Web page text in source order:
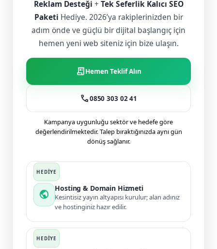
Reklam Desteği + Tek Seferlik Kalıcı SEO
Paketi Hediye. 2026’ya rakiplerinizden bir
adım önde ve güçlü bir dijital başlangıç için
hemen yeni web siteniz için bize ulaşın.
receipt_longHemen Teklif Alın
call0850 303 02 41
Kampanya uygunluğu sektör ve hedefe göre
değerlendirilmektedir. Talep bıraktığınızda aynı gün
dönüş sağlanır.
public
Hosting & Domain Hizmeti
Kesintisiz yayın altyapısı kurulur; alan adınız
ve hostinginiz hazır edilir.